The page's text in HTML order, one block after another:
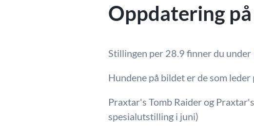
Oppdatering
Stillingen per 28.9 finner du under
Hundene på bildet er de som leder
Praxtar's Tomb Raider og
spesialutstilling i juni)